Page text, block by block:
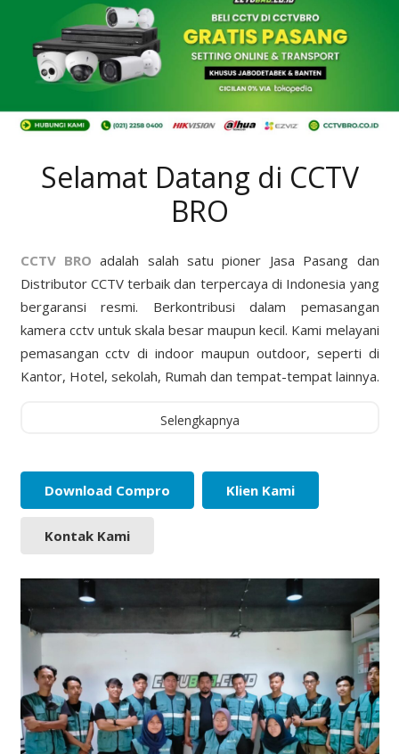
Selamat Datang di CCTV
BRO
CCTV BRO adalah salah satu pioner Jasa Pasang dan
Distributor CCTV terbaik dan terpercaya di Indonesia yang
bergaransi resmi. Berkontribusi dalam pemasangan
kamera cctv untuk skala besar maupun kecil. Kami melayani
pemasangan cctv di indoor maupun outdoor, seperti di
Kantor, Hotel, sekolah, Rumah dan tempat-tempat lainnya.
Selengkapnya
Download Compro Klien Kami
Kontak Kami